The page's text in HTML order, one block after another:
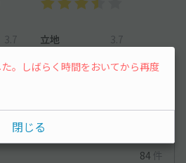
3.7 立地
3.7
84 件
。しばらく時間をおいてから再度
閉じる